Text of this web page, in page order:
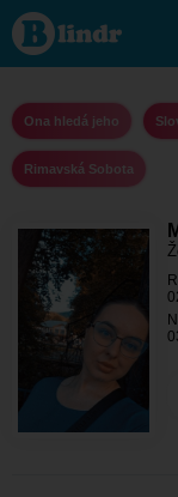
Mima24 - Ona
hledá jeho
Banskobystrický
kraj - Rimavská
Ona hledá jeho
Rimavská Sobota